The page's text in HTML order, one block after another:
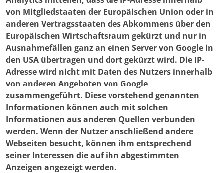
von Mitgliedstaaten der Europäischen Union oder in
anderen Vertragsstaaten des Abkommens über den
Europäischen Wirtschaftsraum gekürzt und nur in
Ausnahmefällen ganz an einen Server von Google in
den USA übertragen und dort gekürzt wird. Die IP-
Adresse wird nicht mit Daten des Nutzers innerhalb
von anderen Angeboten von Google
zusammengeführt. Diese vorstehend genannten
Informationen können auch mit solchen
Informationen aus anderen Quellen verbunden
werden. Wenn der Nutzer anschließend andere
Webseiten besucht, können ihm entsprechend
seiner Interessen die auf ihn abgestimmten
Anzeigen angezeigt werden.